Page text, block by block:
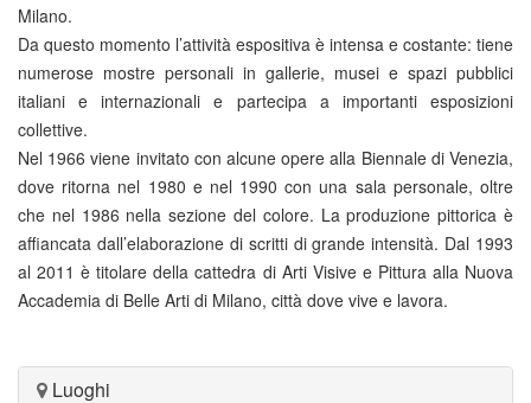
Milano.
Da questo momento l’attività espositiva è intensa e costante: tiene
numerose mostre personali in gallerie, musei e spazi pubblici
italiani e internazionali e partecipa a importanti esposizioni
collettive.
Nel 1966 viene invitato con alcune opere alla Biennale di Venezia,
dove ritorna nel 1980 e nel 1990 con una sala personale, oltre
che nel 1986 nella sezione del colore. La produzione pittorica è
affiancata dall’elaborazione di scritti di grande intensità. Dal 1993
al 2011 è titolare della cattedra di Arti Visive e Pittura alla Nuova
Accademia di Belle Arti di Milano, città dove vive e lavora.
Luoghi